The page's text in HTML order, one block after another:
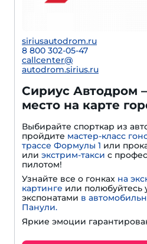
siriusautodrom.ru
8 800 302-05-47
callcenter@
autodrom.sirius.ru
Сириус Автодром
место на карте
Выбирайте спорткар из
пройдите мастер-класс
трассе Формулы 1 или
или экстрим-такси с
пилотом!
Узнайте все о гонках на
картинге или полюбуйтесь
экспонатами в
Панули.
Яркие эмоции